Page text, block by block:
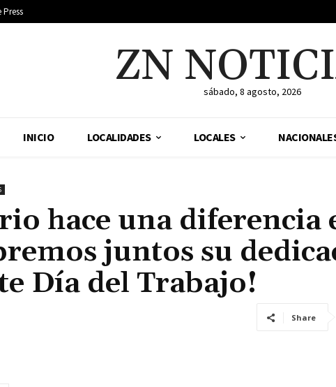
Press
ZN sábado, 8 agosto, 2026
INICIO LOCALIDADES LOCALES
hace una diferencia
juntos su
Día del Trabajo!
Share